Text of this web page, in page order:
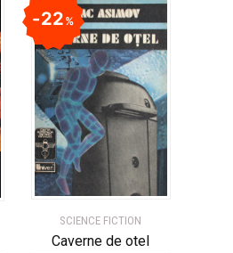
SCIENCE FICTION
Caverne de otel
22%